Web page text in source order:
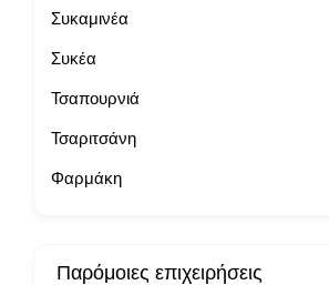
Συκαμινέα
Συκέα
Τσαπουρνιά
Τσαριτσάνη
Φαρμάκη
Παρόμοιες επιχειρήσεις